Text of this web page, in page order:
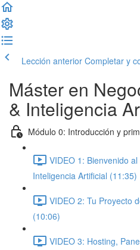
Lección anterior Completar y
Máster en
& Inteligencia
Módulo 0: Introducción y
VIDEO 1: Bienvenido
Inteligencia Artificial (11:35)
VIDEO 2: Tu Proyecto
(10:06)
VIDEO 3: Hosting,